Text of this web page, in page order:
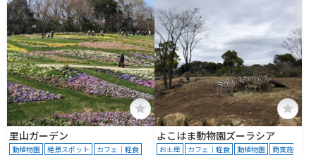
里山ガーデン
動植物園 絶景スポット
カフェ｜軽食
よこはま動物園ズーラシア
お土産 カフェ｜軽食 動植物園
商業施